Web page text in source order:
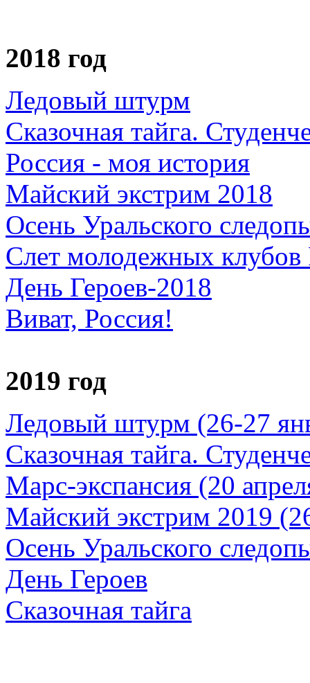
2018 год
Ледовый штурм
Сказочная тайга.
Россия - моя история
Майский экстрим 2018
Осень Уральского
Слет молодежных
День Героев-2018
Виват, Россия!
2019 год
Ледовый штурм (26-27
Сказочная тайга.
Марс-экспансия (20
Майский экстрим 2019
Осень Уральского
День Героев
Сказочная тайга